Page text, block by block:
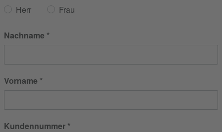
Herr
Frau
Nachname
Vorname
Kundennummer